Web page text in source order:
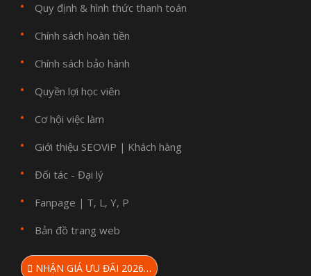
Quy định & hình thức thanh toán
Chính sách hoàn tiền
Chính sách bảo hành
Quyền lợi học viên
Cơ hội việc làm
Giới thiệu SEOViP | Khách hàng
Đối tác - Đại lý
Fanpage | T, L, Y, P
Bản đồ trang web
NHẬN GIÁ ƯU ĐÃI 2026…